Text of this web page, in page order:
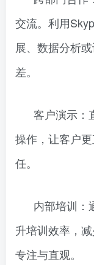
交流。利用
展、数据分析
差。
客户演示：
操作，让客户
任。
内部培训：
升培训效率，
专注与直观。